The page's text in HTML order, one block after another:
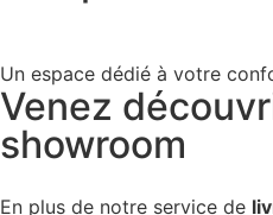
Un espace dédié à votre
Venez
showroom
En plus de notre service de